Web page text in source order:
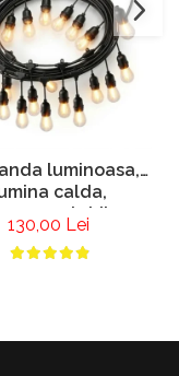
luminoasa,
calda,
130,00 Lei